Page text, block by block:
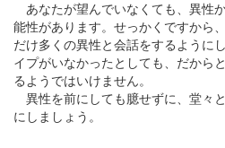
あなたが望んでいなくても、異性
能性があります。せっかくですから
だけ多くの異性と会話をするように
イプがいなかったとしても、だから
るようではいけません。
異性を前にしても臆せずに、堂々
にしましょう。